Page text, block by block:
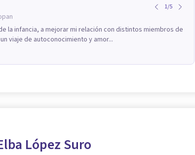
1/5
la infancia, a mejorar mi relación con distintos miembros de
viaje de autoconocimiento y amor...
López Suro